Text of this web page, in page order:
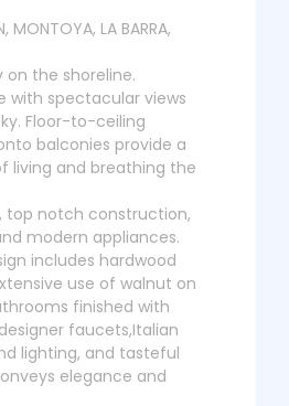
MONTOYA, LA BARRA,
on the shoreline.
with spectacular views
Floor-to-ceiling
balconies provide a
living and breathing the
top notch construction,
modern appliances.
includes hardwood
use of walnut on
finished with
faucets,Italian
lighting, and tasteful
elegance and